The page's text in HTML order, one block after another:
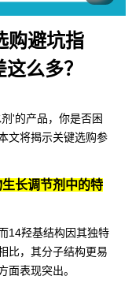
购避坑指
么多？
'的产品，你是否困
文将揭示关键选购参
长调节剂中的特
14羟基结构因其独特
比，其分子结构更易
面表现突出。